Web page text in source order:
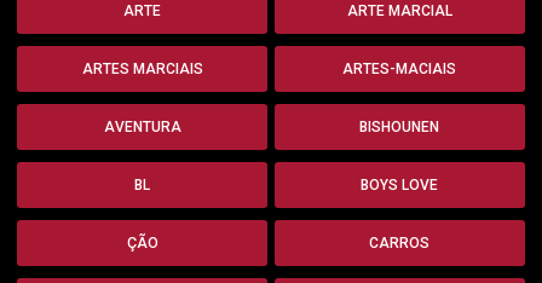
ARTE ARTE MARCIAL
ARTES MARCIAIS ARTES-MACIAIS
AVENTURA BISHOUNEN
BL BOYS LOVE
ÇÃO CARROS